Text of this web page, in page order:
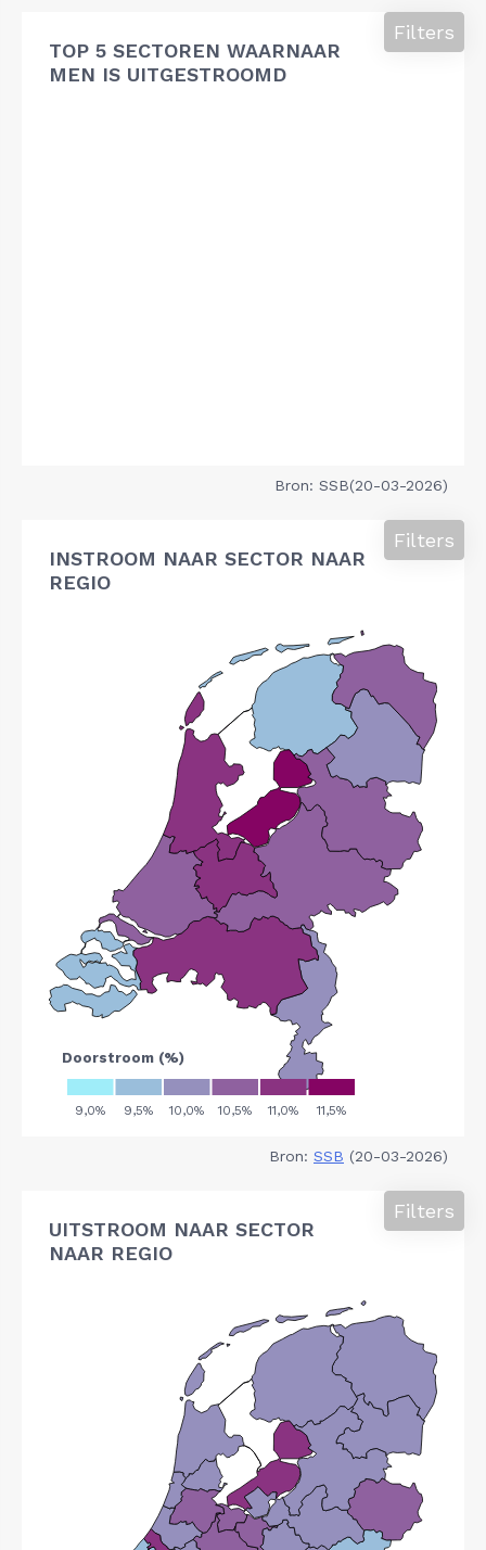
TOP 5 SECTOREN WAARNAAR
MEN IS UITGESTROOMD
Filters
Bron: SSB(20-03-2026)
INSTROOM NAAR SECTOR NAAR
REGIO
Filters
Bron: SSB (20-03-2026)
UITSTROOM NAAR SECTOR
NAAR REGIO
Filters